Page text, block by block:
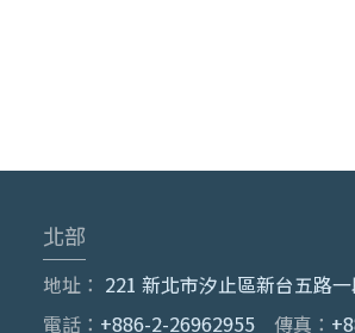
北部
地址： 221 新北市汐止區新台五路
電話： +886-2-26962955 傳真：